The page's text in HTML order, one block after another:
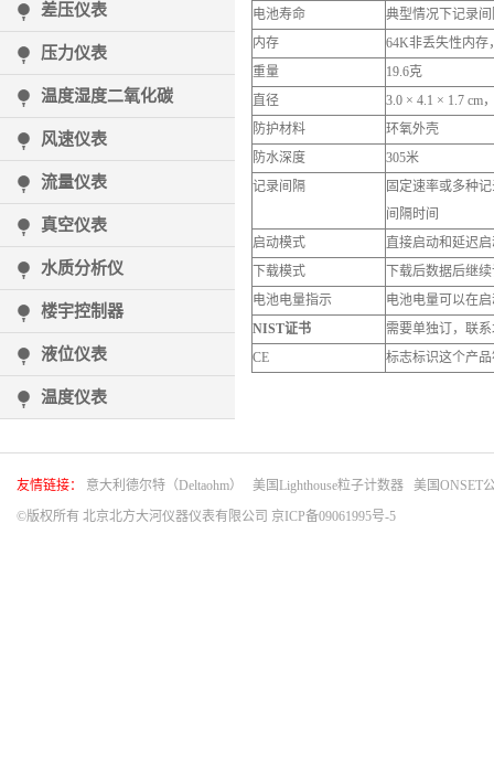
差压仪表
压力仪表
温度湿度二氧化碳
风速仪表
流量仪表
真空仪表
水质分析仪
楼宇控制器
液位仪表
温度仪表
电池寿命
典型情况下记录
内存
64K非丢失性内存
重量
19.6克
直径
3.0 × 4.1 × 1.7 cm
防护材料
环氧外壳
防水深度
305米
记录间隔
固定速率或多种
间隔时间
启动模式
直接启动和延迟
下载模式
下载后数据后继
电池电量指示
电池电量可以在
NIST证书
需要单独订，联
CE
标志标识这个产
友情链接： 意大利德尔特（Deltaohm） 美国Lighthouse粒子计数器
美国ONSET
©版权所有 北京北方大河仪器仪表有限公司 京ICP备09061995号-5